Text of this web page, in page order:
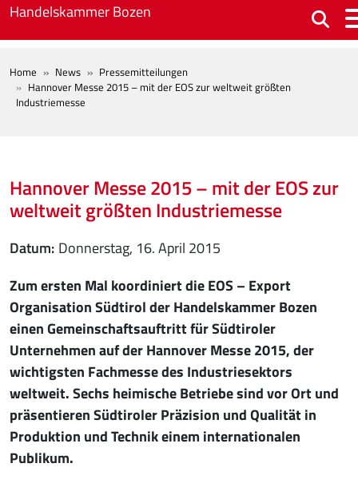
Skip to main content
Handelskammer Bozen
BREADCRUMB
Home News
Pressemitteilungen
Hannover Messe 2015 – mit der EOS zur weltweit größten
Industriemesse
Hannover Messe 2015 – mit der EOS zur
weltweit größten Industriemesse
Datum Donnerstag, 16. April 2015
Zum ersten Mal koordiniert die EOS – Export
Organisation Südtirol der Handelskammer Bozen
einen Gemeinschaftsauftritt für Südtiroler
Unternehmen auf der Hannover Messe 2015, der
wichtigsten Fachmesse des Industriesektors
weltweit. Sechs heimische Betriebe sind vor Ort und
präsentieren Südtiroler Präzision und Qualität in
Produktion und Technik einem internationalen
Publikum.